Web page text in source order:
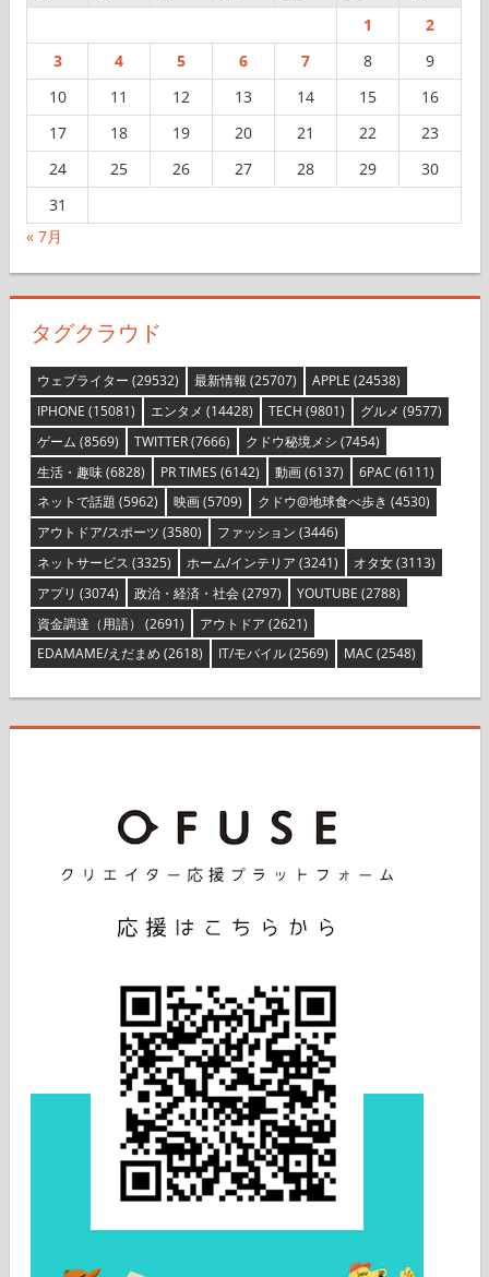
1
2
3
4 5 6 7 8
9
10
11 12 13 14 15
16
17
18 19 20 21 22
23
24
25 26 27 28 29
30
31
« 7月
タグクラウド
ウェブライター (29532) 最新情報 (25707) APPLE (24538)
IPHONE (15081) エンタメ (14428) TECH (9801) グルメ (9577)
ゲーム (8569) TWITTER(7666) クドウ秘境メシ (7454)
生活・趣味(6828) PR TIMES (6142) 動画(6137) 6PAC (6111)
ネットで話題 (5962) 映画(5709) クドウ@地球食べ歩き (4530)
アウトドア/スポーツ (3580) ファッション (3446)
ネットサービス (3325) ホーム/インテリア (3241) オタ女(3113)
アプリ (3074) 政治・経済・社会(2797) YOUTUBE (2788)
資金調達（用語） (2691) アウトドア (2621)
EDAMAME/えだまめ (2618) IT/モバイル(2569) MAC (2548)